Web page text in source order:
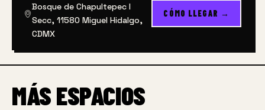
Bosque de Chapultepec I
Secc, 11580 Miguel Hidalgo,
CDMX
CÓMO LLEGAR →
MÁS ESPACIOS